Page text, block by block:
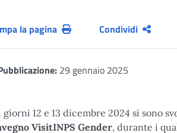
la pagina Condividi
29 gennaio 2025
giorni 12 e 13 dicembre 2024 si sono
VisitINPS Gender, durante i